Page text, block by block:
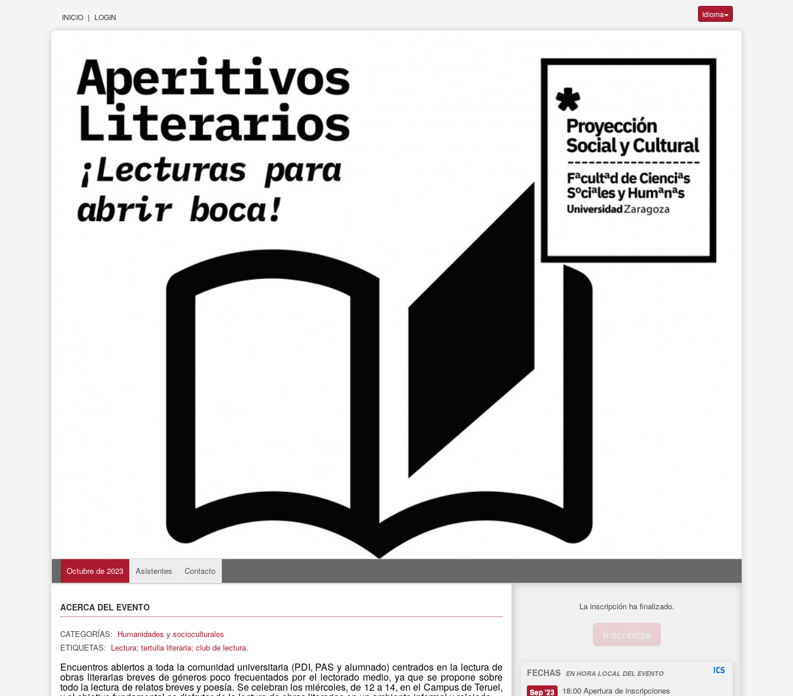
INICIO | LOGIN Idioma
Octubre de 2023 Asistentes Contacto
ACERCA DEL EVENTO
CATEGORÍAS: Humanidades y socioculturales
ETIQUETAS: Lectura; tertulia literaria; club de lectura.
Encuentros abiertos a toda la comunidad universitaria (PDI, PAS y alumnado) centrados en la lectura de
obras literarias breves de géneros poco frecuentados por el lectorado medio, ya que se propone sobre
todo la lectura de relatos breves y poesía. Se celebran los miércoles, de 12 a 14, en el Campus de Teruel,
La inscripción ha finalizado.
Inscribirse
FECHAS EN HORA LOCAL DEL EVENTO
Sep '23 18:00 Apertura de inscripciones